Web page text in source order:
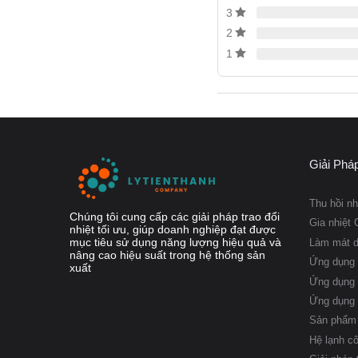
Dựa trên các thành
mô-đun, bao gồm các
xứng, mỗi đơn vị được
cầu cụ thể của mỗi lắp
Các dạng kết
3
2
1
Chúng tôi cung cấp các giải pháp trao đổi
nhiệt tối ưu, giúp doanh nghiệp đạt được
mục tiêu sử dụng năng lượng hiệu quả và
nâng cao hiệu suất trong hệ thống sản
xuất
Giải
Thu hồi
Gia nhiệt
Làm mát
Ứng dụng
Ứng
Ứng dụng
Sản
Hệ lạnh